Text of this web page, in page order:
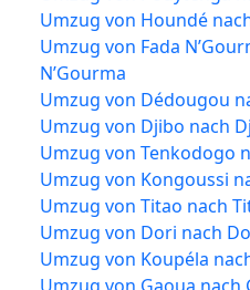
Umzug von Houndé
Umzug von Fada
N’Gourma
Umzug von Dédougou
Umzug von Djibo nach
Umzug von Tenkodogo
Umzug von Kongoussi
Umzug von Titao nach
Umzug von Dori nach
Umzug von Koupéla